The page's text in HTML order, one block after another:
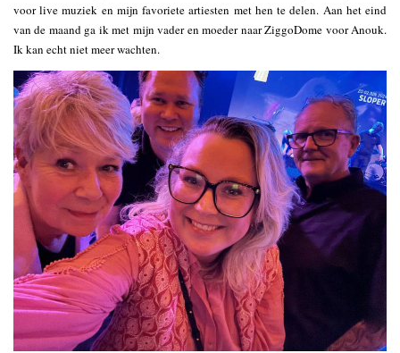
voor live muziek en mijn favoriete artiesten met hen te delen. Aan het eind
van de maand ga ik met mijn vader en moeder naar ZiggoDome voor Anouk.
Ik kan echt niet meer wachten.